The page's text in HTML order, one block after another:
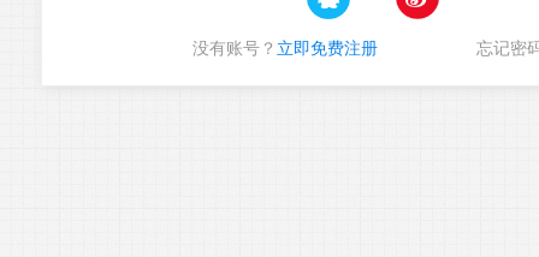
没有账号？ 立即免费注册 忘记